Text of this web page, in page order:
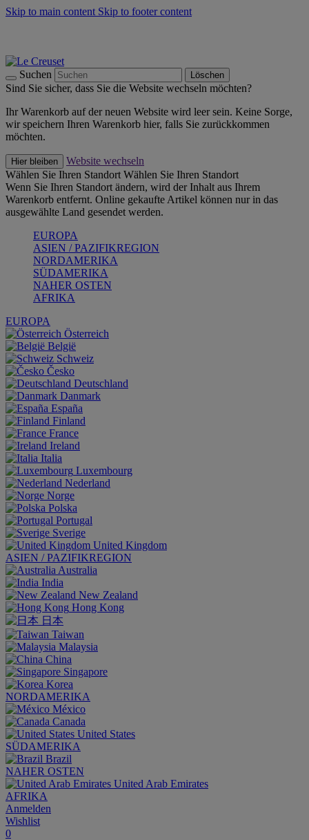
Skip to main content Skip to footer content
Suchen Löschen
Sind Sie sicher, dass Sie die Website wechseln möchten?
Ihr Warenkorb auf der neuen Website wird leer sein. Keine Sorge,
wir speichern Ihren Warenkorb hier, falls Sie zurückkommen
möchten.
Hier bleiben
Website wechseln
Wählen Sie Ihren Standort Wählen Sie Ihren Standort
Wenn Sie Ihren Standort ändern, wird der Inhalt aus Ihrem
Warenkorb entfernt. Online gekaufte Artikel können nur in das
ausgewählte Land gesendet werden.
EUROPA
ASIEN / PAZIFIKREGION
NORDAMERIKA
SÜDAMERIKA
NAHER OSTEN
AFRIKA
EUROPA
Österreich
België
Schweiz
Česko
Deutschland
Danmark
España
Finland
France
Ireland
Italia
Luxembourg
Nederland
Norge
Polska
Portugal
Sverige
United Kingdom
ASIEN / PAZIFIKREGION
Australia
India
New Zealand
Hong Kong
日本
Taiwan
Malaysia
China
Singapore
Korea
NORDAMERIKA
México
Canada
United States
SÜDAMERIKA
Brazil
NAHER OSTEN
United Arab Emirates
AFRIKA
Anmelden
Wishlist
0